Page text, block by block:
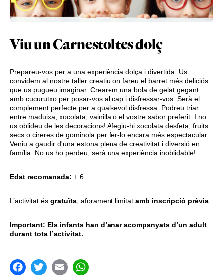
Viu un Carnestoltes dolç
Prepareu-vos per a una experiència dolça i divertida. Us
convidem al nostre taller creatiu on fareu el barret més deliciós
que us pugueu imaginar. Crearem una bola de gelat gegant
amb cucurutxo per posar-vos al cap i disfressar-vos. Serà el
complement perfecte per a qualsevol disfressa. Podreu triar
entre maduixa, xocolata, vainilla o el vostre sabor preferit. I no
us oblideu de les decoracions! Afegiu-hi xocolata desfeta, fruits
secs o cireres de gominola per fer-lo encara més espectacular.
Veniu a gaudir d'una estona plena de creativitat i diversió en
família. No us ho perdeu, serà una experiència inoblidable!
Edat recomanada: + 6
L’activitat és gratuïta, aforament limitat amb inscripció prèvia.
Important: Els infants han d’anar acompanyats d’un adult
durant tota l’activitat.